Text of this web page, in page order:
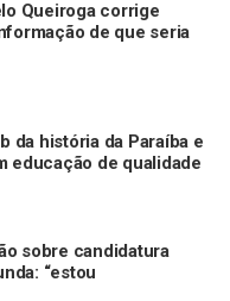
Queiroga corrige
de que seria
da história da Paraíba e
educação de qualidade
sobre candidatura
“estou